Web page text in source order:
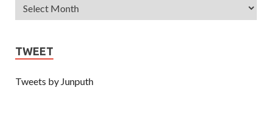
TWEET
Tweets by Junputh